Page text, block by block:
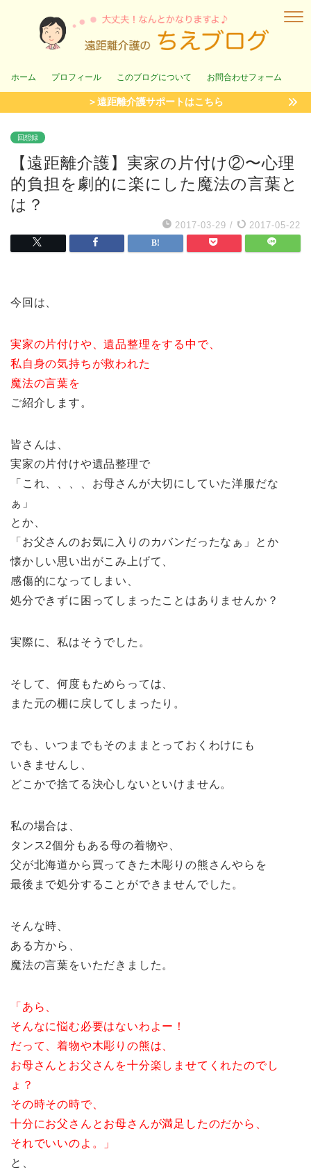
ホーム プロフィール このブログについて お問合わせフォーム
＞遠距離介護サポートはこちら
回想録
【遠距離介護】実家の片付け②〜心理
的負担を劇的に楽にした魔法の言葉と
は？
2017-03-29 / 2017-05-22
今回は、
実家の片付けや、遺品整理をする中で、
私自身の気持ちが救われた
魔法の言葉を
ご紹介します。
皆さんは、
実家の片付けや遺品整理で
「これ、、、、お母さんが大切にしていた洋服だな
ぁ」
とか、
「お父さんのお気に入りのカバンだったなぁ」とか
懐かしい思い出がこみ上げて、
感傷的になってしまい、
処分できずに困ってしまったことはありませんか？
実際に、私はそうでした。
そして、何度もためらっては、
また元の棚に戻してしまったり。
でも、いつまでもそのままとっておくわけにも
いきませんし、
どこかで捨てる決心しないといけません。
私の場合は、
タンス2個分もある母の着物や、
父が北海道から買ってきた木彫りの熊さんやらを
最後まで処分することができませんでした。
そんな時、
ある方から、
魔法の言葉をいただきました。
「あら、
そんなに悩む必要はないわよー！
だって、着物や木彫りの熊は、
お母さんとお父さんを十分楽しませてくれたのでし
ょ？
その時その時で、
十分にお父さんとお母さんが満足したのだから、
それでいいのよ。」
と、